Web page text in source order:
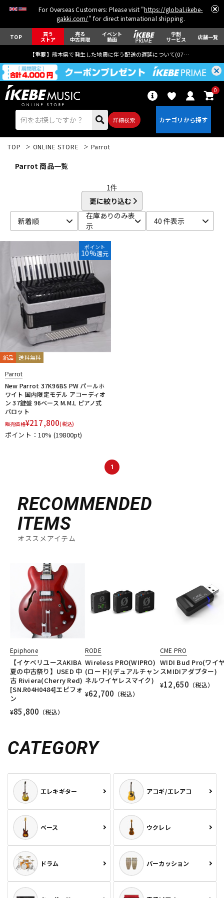
For Overseas Customers: Please visit "https://global.ikebe-
gakki.com/" for direct international shipping.
TOP 買う
ストア
売る
中古買取
イベント
動画
学割
サービス 店舗一覧
【重要】熊本県で発生した地震に伴う配送の遅延について(07月29日
詳細検索
0
ベース
ドラム
キーボード
管楽器
アンプ
DJ機器
中古
TOP ONLINE STORE Parrot
Parrot 商品一覧
1件
更に絞り込む
新着順
在庫ありのみ表
示
40 件表示
ポイント
10%還元
新品 送料無料
Parrot
New Parrot 37K96BS PW パールホ
ワイト 国内限定モデル アコーディオ
ン 37鍵盤 96ベース M.M.L ピアノ式
パロット
販売価格¥217,800(税込)
ポイント：10% (19800pt)
1
RECOMMENDED
ITEMS
オススメアイテム
Epiphone
【イケベリユースAKIBA
夏の中古祭り】USED 中
古 Riviera(Cherry Red)
[SN.R04H0484]エピフォ
ン
¥85,800 （税込）
RODE
Wireless PRO(WIPRO)
(ロード)(デュアルチャン
ネルワイヤレスマイク)
¥62,700 （税込）
CME PRO
WIDI Bud Pro(ワイ
スMIDIアダプター)
¥12,650 （税込）
CATEGORY
エレキギター アコギ/エレアコ
ベース ウクレレ
ドラム パーカッション